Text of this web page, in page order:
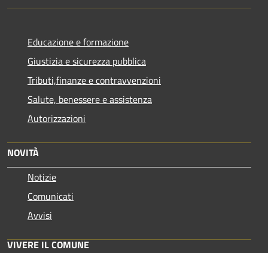
Educazione e formazione
Giustizia e sicurezza pubblica
Tributi,finanze e contravvenzioni
Salute, benessere e assistenza
Autorizzazioni
NOVITÀ
Notizie
Comunicati
Avvisi
VIVERE IL COMUNE